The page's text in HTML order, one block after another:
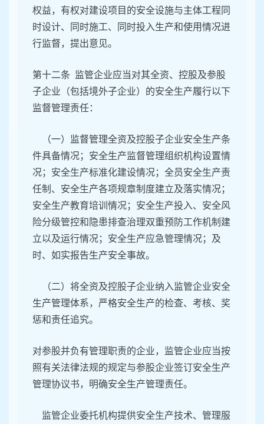
权益，有权对建设项目的安全设施与主体工程同
时设计、同时施工、同时投入生产和使用情况进
行监督，提出意见。
第十二条 监管企业应当对其全资、控股及参股
子企业（包括境外子企业）的安全生产履行以下
监督管理责任：
（一）监督管理全资及控股子企业安全生产条
件具备情况；安全生产监督管理组织机构设置情
况；安全生产标准化建设情况；全员安全生产责
任制、安全生产各项规章制度建立及落实情况；
安全生产教育培训情况；安全生产投入、安全风
险分级管控和隐患排查治理双重预防工作机制建
立以及运行情况；安全生产应急管理情况；及
时、如实报告生产安全事故。
（二）将全资及控股子企业纳入监管企业安全
生产管理体系，严格安全生产的检查、考核、奖
惩和责任追究。
对参股并负有管理职责的企业，监管企业应当按
照有关法律法规的规定与参股企业签订安全生产
管理协议书，明确安全生产管理责任。
监管企业委托机构提供安全生产技术、管理服